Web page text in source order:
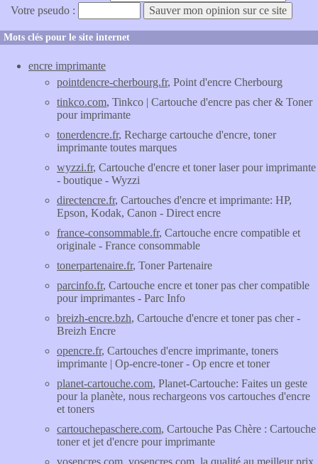
Votre pseudo :
Mots clés pour le site internet
encre imprimante
pointdencre-cherbourg.fr, Point d'encre Cherbourg
tinkco.com, Tinkco | Cartouche d'encre pas cher & Toner
pour imprimante
tonerdencre.fr, Recharge cartouche d'encre, toner
imprimante toutes marques
wyzzi.fr, Cartouche d'encre et toner laser pour imprimante
- boutique - Wyzzi
directencre.fr, Cartouches d'encre et imprimante: HP,
Epson, Kodak, Canon - Direct encre
france-consommable.fr, Cartouche encre compatible et
originale - France consommable
tonerpartenaire.fr, Toner Partenaire
parcinfo.fr, Cartouche encre et toner pas cher compatible
pour imprimantes - Parc Info
breizh-encre.bzh, Cartouche d'encre et toner pas cher -
Breizh Encre
opencre.fr, Cartouches d'encre imprimante, toners
imprimante | Op-encre-toner - Op encre et toner
planet-cartouche.com, Planet-Cartouche: Faites un geste
pour la planète, nous rechargeons vos cartouches d'encre
et toners
cartouchepaschere.com, Cartouche Pas Chère : Cartouche
toner et jet d'encre pour imprimante
vosencres.com , vosencres.com, la qualité au meilleur prix